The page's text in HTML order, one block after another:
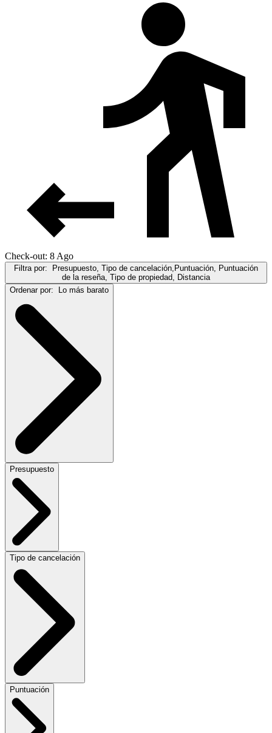
Check-out: 8 Ago
Filtra por: Presupuesto, Tipo de cancelación,Puntuación, Puntuación
de la reseña, Tipo de propiedad, Distancia
Ordenar por: Lo más barato
Presupuesto
Tipo de cancelación
Puntuación